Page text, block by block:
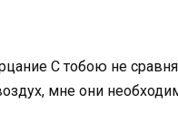
С тобою не
мне они